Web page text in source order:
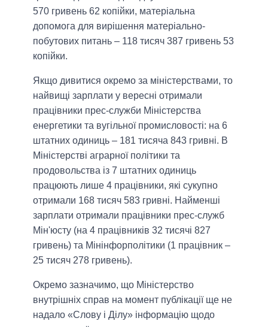
570 гривень 62 копійки, матеріальна
допомога для вирішення матеріально-
побутових питань – 118 тисяч 387 гривень 53
копійки.
Якщо дивитися окремо за міністерствами, то
найвищі зарплати у вересні отримали
працівники прес-служби Міністерства
енергетики та вугільної промисловості: на 6
штатних одиниць – 181 тисяча 843 гривні. В
Міністерстві аграрної політики та
продовольства із 7 штатних одиниць
працюють лише 4 працівники, які сукупно
отримали 168 тисяч 583 гривні. Найменші
зарплати отримали працівники прес-служб
Мін'юсту (на 4 працівників 32 тисячі 827
гривень) та Мінінфорполітики (1 працівник –
25 тисяч 278 гривень).
Окремо зазначимо, що Міністерство
внутрішніх справ на момент публікації ще не
надало «Слову і Ділу» інформацію щодо